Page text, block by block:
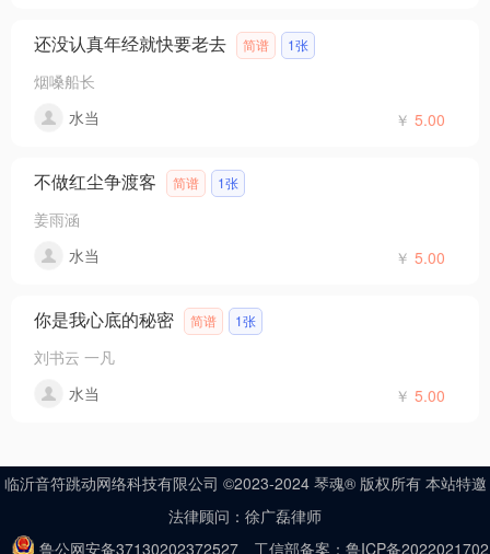
还没认真年经就快要老去 简谱 1张
烟嗓船长
水当
￥ 5.00
不做红尘争渡客 简谱 1张
姜雨涵
水当
￥ 5.00
你是我心底的秘密 简谱 1张
刘书云 一凡
水当
￥ 5.00
临沂音符跳动网络科技有限公司 ©2023-2024 琴魂® 版权所有 本站特邀
法律顾问：徐广磊律师
鲁公网安备37130202372527
工信部备案：鲁ICP备2022021702